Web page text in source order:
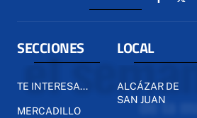
SECCIONES
TE INTERESA...
MERCADILLO
LOCAL
ALCÁZAR DE
SAN JUAN